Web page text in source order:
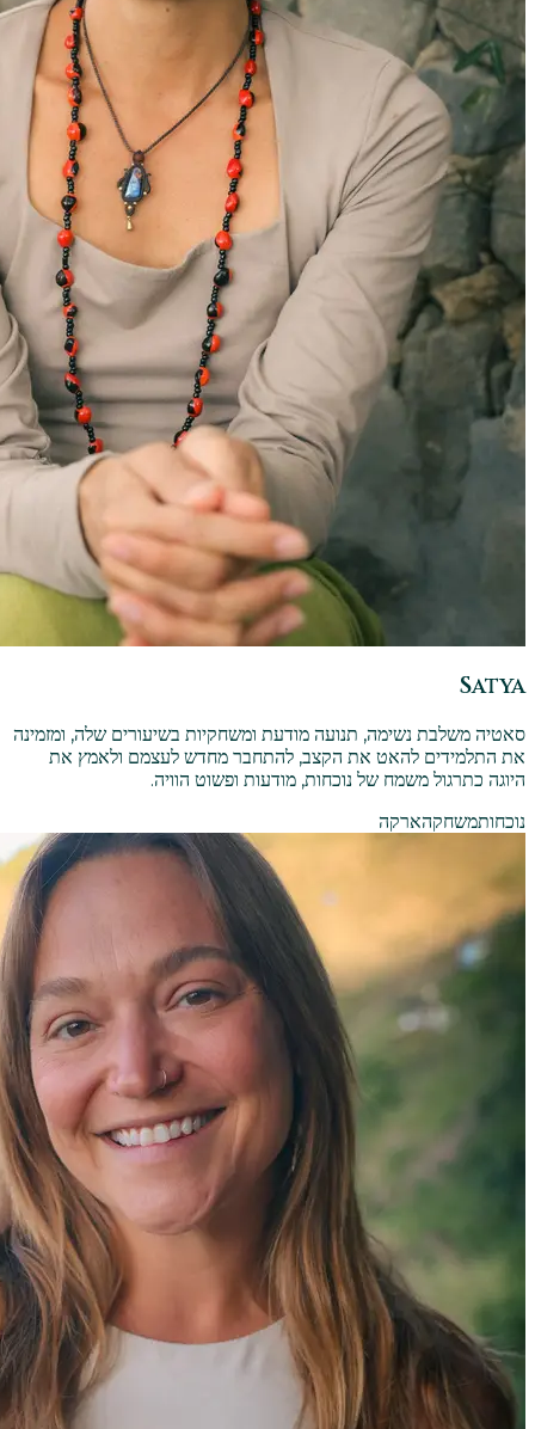
Satya
סאטיה משלבת נשימה, תנועה מודעת ומשחקיות בשיעורים שלה, ומזמינה
את התלמידים להאט את הקצב, להתחבר מחדש לעצמם ולאמץ את
היוגה כתרגול משמח של נוכחות, מודעות ופשוט הוויה.
נוכחותמשחקהארקה